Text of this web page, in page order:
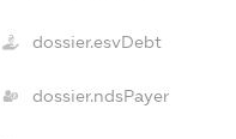
dossier.esvDebt
dossier.ndsPayer